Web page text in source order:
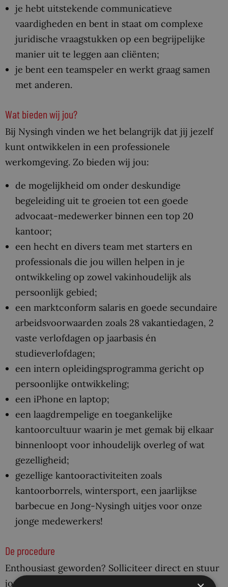
je hebt uitstekende communicatieve
vaardigheden en bent in staat om complexe
juridische vraagstukken op een begrijpelijke
manier uit te leggen aan cliënten;
je bent een teamspeler en werkt graag samen
met anderen.
Wat bieden wij jou?
Bij Nysingh vinden we het belangrijk dat jij jezelf
kunt ontwikkelen in een professionele
werkomgeving. Zo bieden wij jou:
de mogelijkheid om onder deskundige
begeleiding uit te groeien tot een goede
advocaat-medewerker binnen een top 20
kantoor;
een hecht en divers team met starters en
professionals die jou willen helpen in je
ontwikkeling op zowel vakinhoudelijk als
persoonlijk gebied;
een marktconform salaris en goede secundaire
arbeidsvoorwaarden zoals 28 vakantiedagen, 2
vaste verlofdagen op jaarbasis én
studieverlofdagen;
een intern opleidingsprogramma gericht op
persoonlijke ontwikkeling;
een iPhone en laptop;
een laagdrempelige en toegankelijke
kantoorcultuur waarin je met gemak bij elkaar
binnenloopt voor inhoudelijk overleg of wat
gezelligheid;
gezellige kantooractiviteiten zoals
kantoorborrels, wintersport, een jaarlijkse
barbecue en Jong-Nysingh uitjes voor onze
jonge medewerkers!
De procedure
Enthousiast geworden? Solliciteer direct en stuur
jouw cv, motivatiebrief, cijferlijsten en eventuele